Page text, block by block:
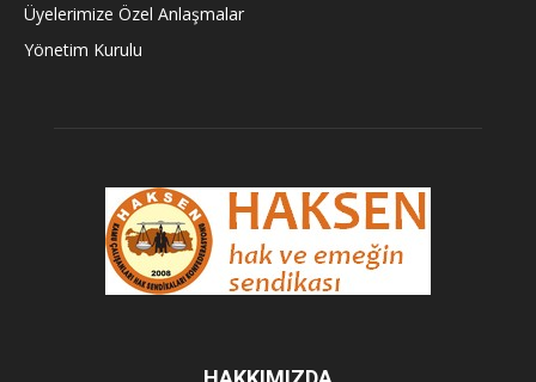
Üyelerimize Özel Anlaşmalar
Yönetim Kurulu